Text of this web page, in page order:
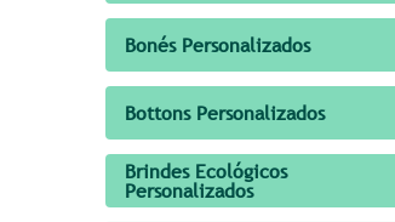
Bonés Personalizados
Bottons Personalizados
Brindes Ecológicos
Personalizados